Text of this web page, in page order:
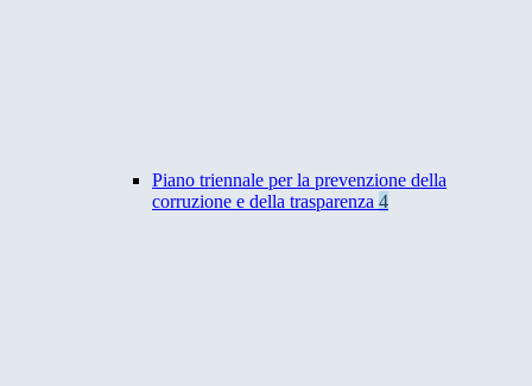
Piano triennale per la prevenzione della
corruzione e della trasparenza 4